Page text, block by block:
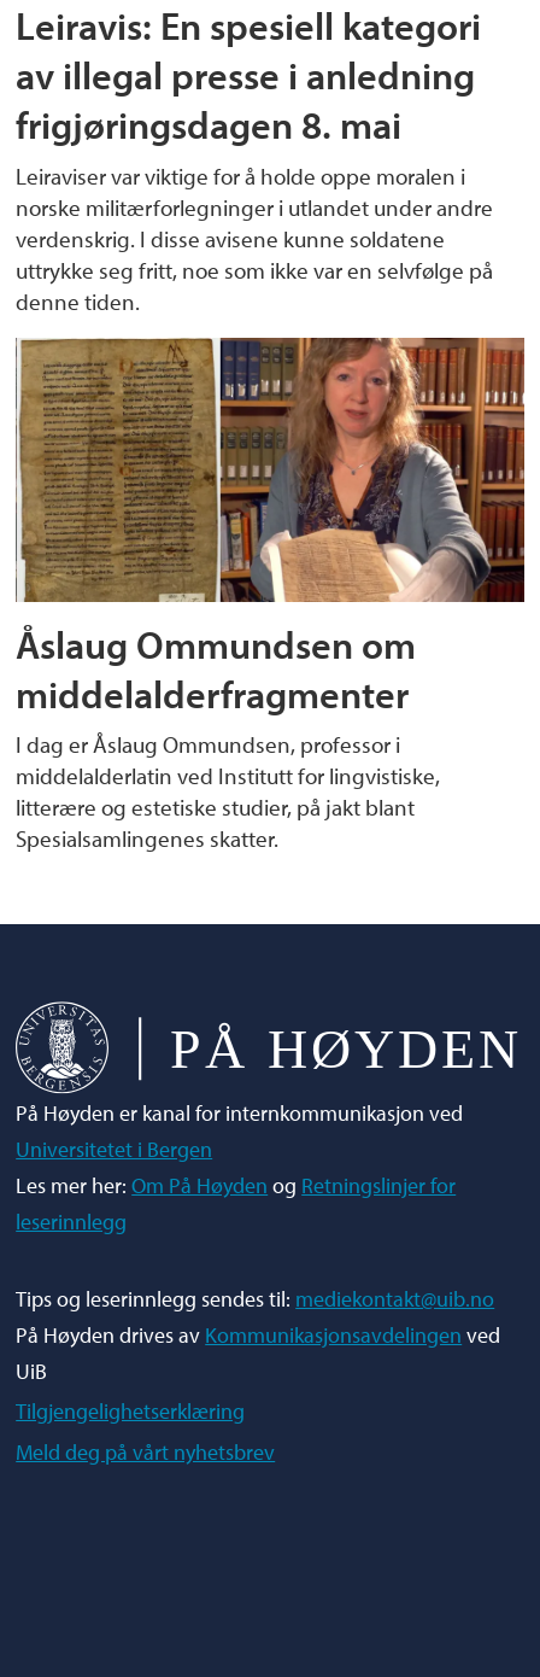
Leiravis: En spesiell kategori
av illegal presse i anledning
frigjøringsdagen 8. mai
Leiraviser var viktige for å holde oppe moralen i
norske militærforlegninger i utlandet under andre
verdenskrig. I disse avisene kunne soldatene
uttrykke seg fritt, noe som ikke var en selvfølge på
denne tiden.
Åslaug Ommundsen om
middelalderfragmenter
I dag er Åslaug Ommundsen, professor i
middelalderlatin ved Institutt for lingvistiske,
litterære og estetiske studier, på jakt blant
Spesialsamlingenes skatter.
På Høyden er kanal for internkommunikasjon ved
Universitetet i Bergen
Les mer her:Om På Høyden og Retningslinjer for
leserinnlegg
Tips og leserinnlegg sendes til: mediekontakt@uib.no
På Høyden drives av Kommunikasjonsavdelingen ved
UiB
Tilgjengelighetserklæring
Meld deg på vårt nyhetsbrev